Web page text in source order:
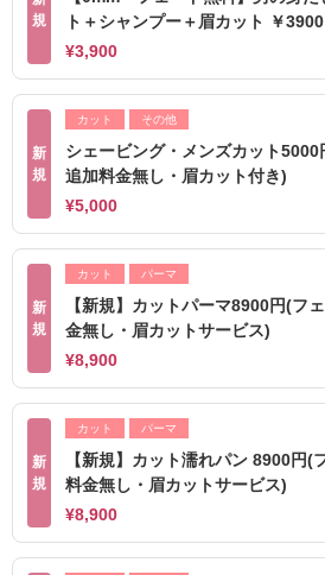
規
ト＋シャンプー＋眉カット ￥3900
¥3,900
新
規
カット その他
シェービング・メンズカット5000
追加料金無し・眉カット付き)
¥5,000
新
規
カット パーマ
【新規】カットパーマ8900円(フ
金無し・眉カットサービス)
¥8,900
新
規
カット パーマ
【新規】カット濡れパン 8900円(
料金無し・眉カットサービス)
¥8,900